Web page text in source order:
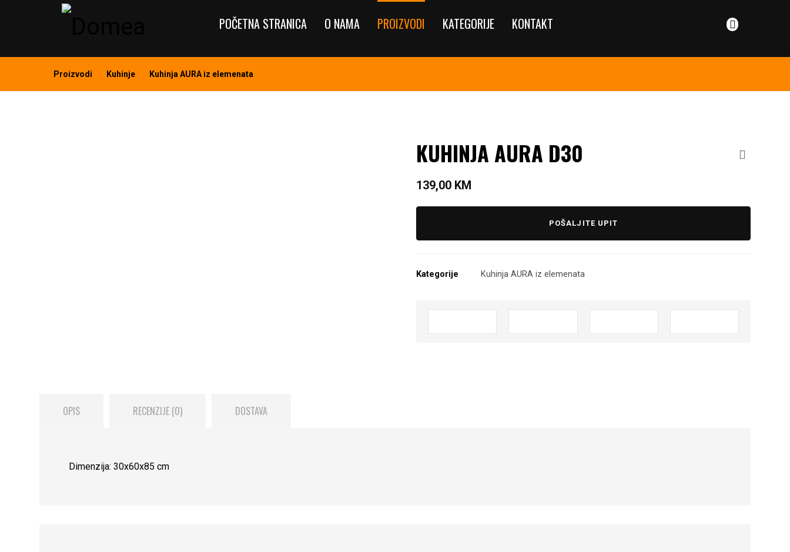
POČETNA STRANICA O NAMA PROIZVODI KATEGORIJE KONTAKT
Proizvodi Kuhinje Kuhinja AURA iz elemenata
KUHINJA AURA D30
139,00 KM
POŠALJITE UPIT
Kategorije Kuhinja AURA iz elemenata
OPIS RECENZIJE (0) DOSTAVA
Dimenzija: 30x60x85 cm